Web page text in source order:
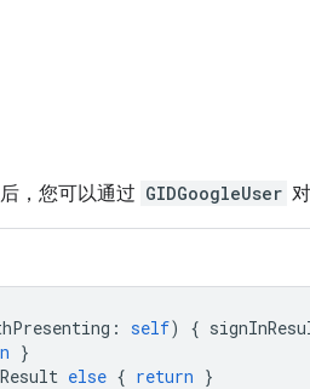
，您可以通过 GIDGoogleUser
: self) {
}
else { return }